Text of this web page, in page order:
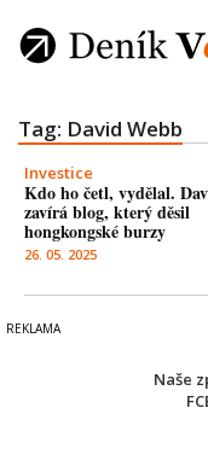
Tag: David Webb
Investice
Kdo ho četl, vydělal.
zavírá blog, který děsil
hongkongské burzy
26. 05. 2025
Naše